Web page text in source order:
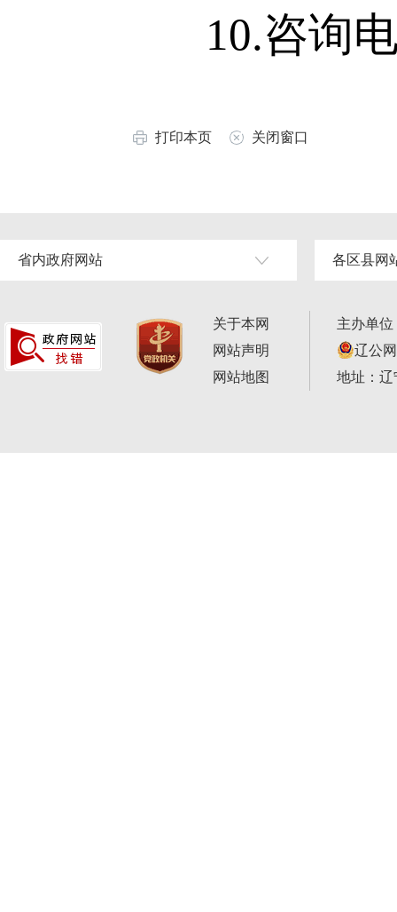
10.咨询电
打印本页 关闭窗口
省内政府网站 各区县网
关于本网
网站声明
网站地图
主办单
辽公
地址：辽